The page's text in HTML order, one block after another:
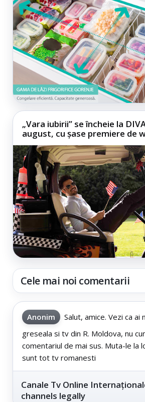
„Vara iubirii” se încheie la
august, cu șase premiere de
Cele mai noi comentarii
Anonim
Salut, amice. Vezi ca ai
greseala si tv din R. Moldova, nu
comentariul de mai sus. Muta-le la
sunt tot tv romanesti
Canale Tv Online
channels legally